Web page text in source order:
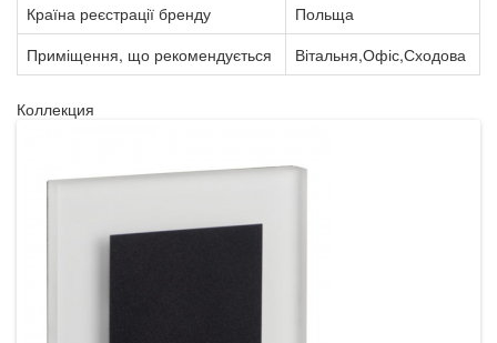
Країна реєстрації бренду
Польща
Приміщення, що рекомендується
Вітальня,Офіс,Сходова
Коллекция